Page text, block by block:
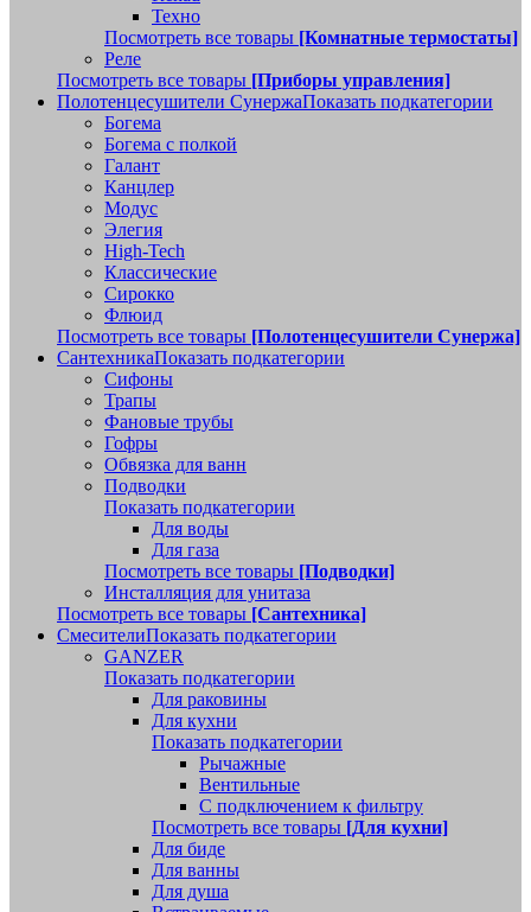
Техно
Посмотреть все товары [Комнатные термостаты]
Реле
Посмотреть все товары [Приборы управления]
Полотенцесушители СунержаПоказать подкатегории
Богема
Богема с полкой
Галант
Канцлер
Модус
Элегия
High-Tech
Классические
Сирокко
Флюид
Посмотреть все товары [Полотенцесушители Сунержа]
СантехникаПоказать подкатегории
Сифоны
Трапы
Фановые трубы
Гофры
Обвязка для ванн
Подводки
Показать подкатегории
Для воды
Для газа
Посмотреть все товары [Подводки]
Инсталляция для унитаза
Посмотреть все товары [Сантехника]
СмесителиПоказать подкатегории
GANZER
Показать подкатегории
Для раковины
Для кухни
Показать подкатегории
Рычажные
Вентильные
С подключением к фильтру
Посмотреть все товары [Для кухни]
Для биде
Для ванны
Для душа